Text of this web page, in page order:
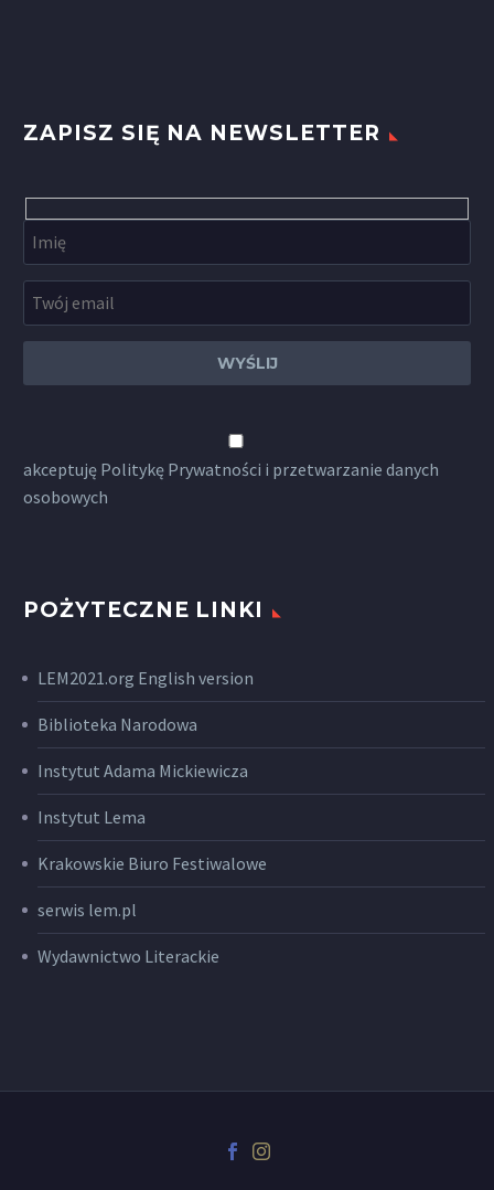
ZAPISZ SIĘ NA NEWSLETTER
akceptuję Politykę Prywatności i przetwarzanie danych
osobowych
POŻYTECZNE LINKI
LEM2021.org English version
Biblioteka Narodowa
Instytut Adama Mickiewicza
Instytut Lema
Krakowskie Biuro Festiwalowe
serwis lem.pl
Wydawnictwo Literackie